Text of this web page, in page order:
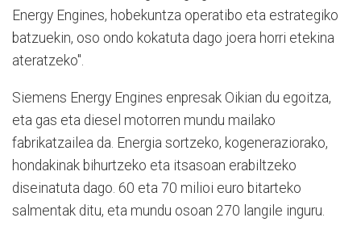
Energy Engines, hobekuntza operatibo eta estrategiko
batzuekin, oso ondo kokatuta dago joera horri etekina
ateratzeko".
Siemens Energy Engines enpresak Oikian du egoitza,
eta gas eta diesel motorren mundu mailako
fabrikatzailea da. Energia sortzeko, kogeneraziorako,
hondakinak bihurtzeko eta itsasoan erabiltzeko
diseinatuta dago. 60 eta 70 milioi euro bitarteko
salmentak ditu, eta mundu osoan 270 langile inguru.